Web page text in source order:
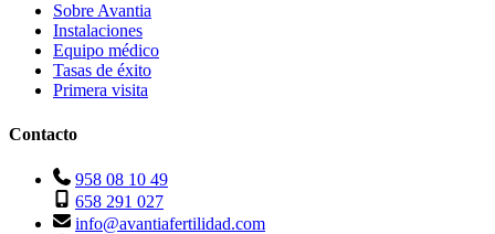
Sobre Avantia
Instalaciones
Equipo médico
Tasas de éxito
Primera visita
Contacto
958 08 10 49
658 291 027
info@avantiafertilidad.com